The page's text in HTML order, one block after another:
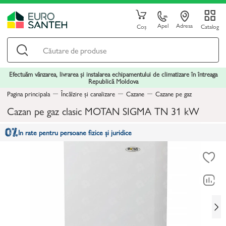
Coș Apel Adresa Catalog
Efectuăm vânzarea, livrarea și instalarea echipamentului de climatizare în întreaga
Republică Moldova
Pagina principala
Încălzire și canalizare Cazane Cazane pe gaz
Cazan pe gaz clasic MOTAN SIGMA TN 31 kW
In rate pentru persoane fizice și juridice